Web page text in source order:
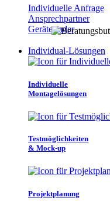
Individuelle Anfrage
Ansprechpartner
Gerätefinder
Individual-Lösungen
Individuelle
Montagelösungen
Testmöglichkeiten
& Mock-up
Projektplanung